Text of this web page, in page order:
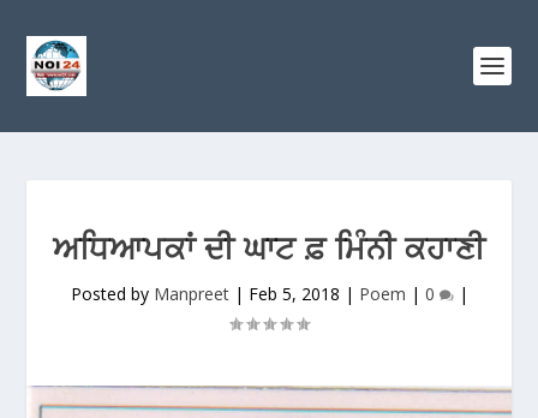
ਅਧਿਆਪਕਾਂ ਦੀ ਘਾਟ ਫ਼ ਮਿੰਨੀ ਕਹਾਣੀ
Posted by Manpreet| Feb 5, 2018 | Poem | 0 |